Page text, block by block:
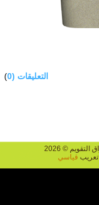
التعليقات (0 )
© 2026
قياسي